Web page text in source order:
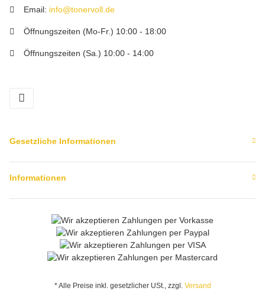
Email: info@tonervoll.de
Öffnungszeiten (Mo-Fr.) 10:00 - 18:00
Öffnungszeiten (Sa.) 10:00 - 14:00
Gesetzliche Informationen
Informationen
* Alle Preise inkl. gesetzlicher USt., zzgl. Versand